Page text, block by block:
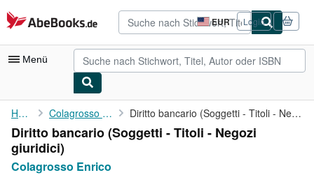
Zum Hauptinhalt
AbeBooks.de EUR
Seite
der
Einkaufseinstellungen.
Login
Menü
Nutzerkonto
Meine Bestellungen
Detailsuche
Home Colagrosso Enrico Diritto bancario (Soggetti - Titoli - Negozi giuridici)
Diritto bancario (Soggetti - Titoli - Negozi
giuridici)
Colagrosso Enrico